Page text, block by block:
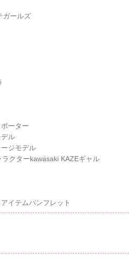
ガールズ
ーター
ル
ジモデル
クターkawasaki KAZEギャル
イテムパンフレット